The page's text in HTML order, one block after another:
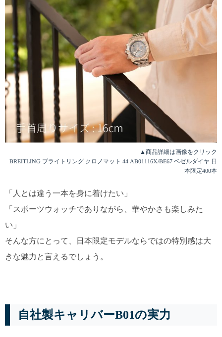
▲商品詳細は画像をクリック
BREITLING ブライトリング クロノマット 44 AB01116X/BE67 ベゼルダイヤ 日
本限定400本
「人とは違う一本を身に着けたい」
「スポーツウォッチでありながら、華やかさも楽しみた
い」
そんな方にとって、日本限定モデルならではの特別感は大
きな魅力と言えるでしょう。
自社製キャリバーB01の実力